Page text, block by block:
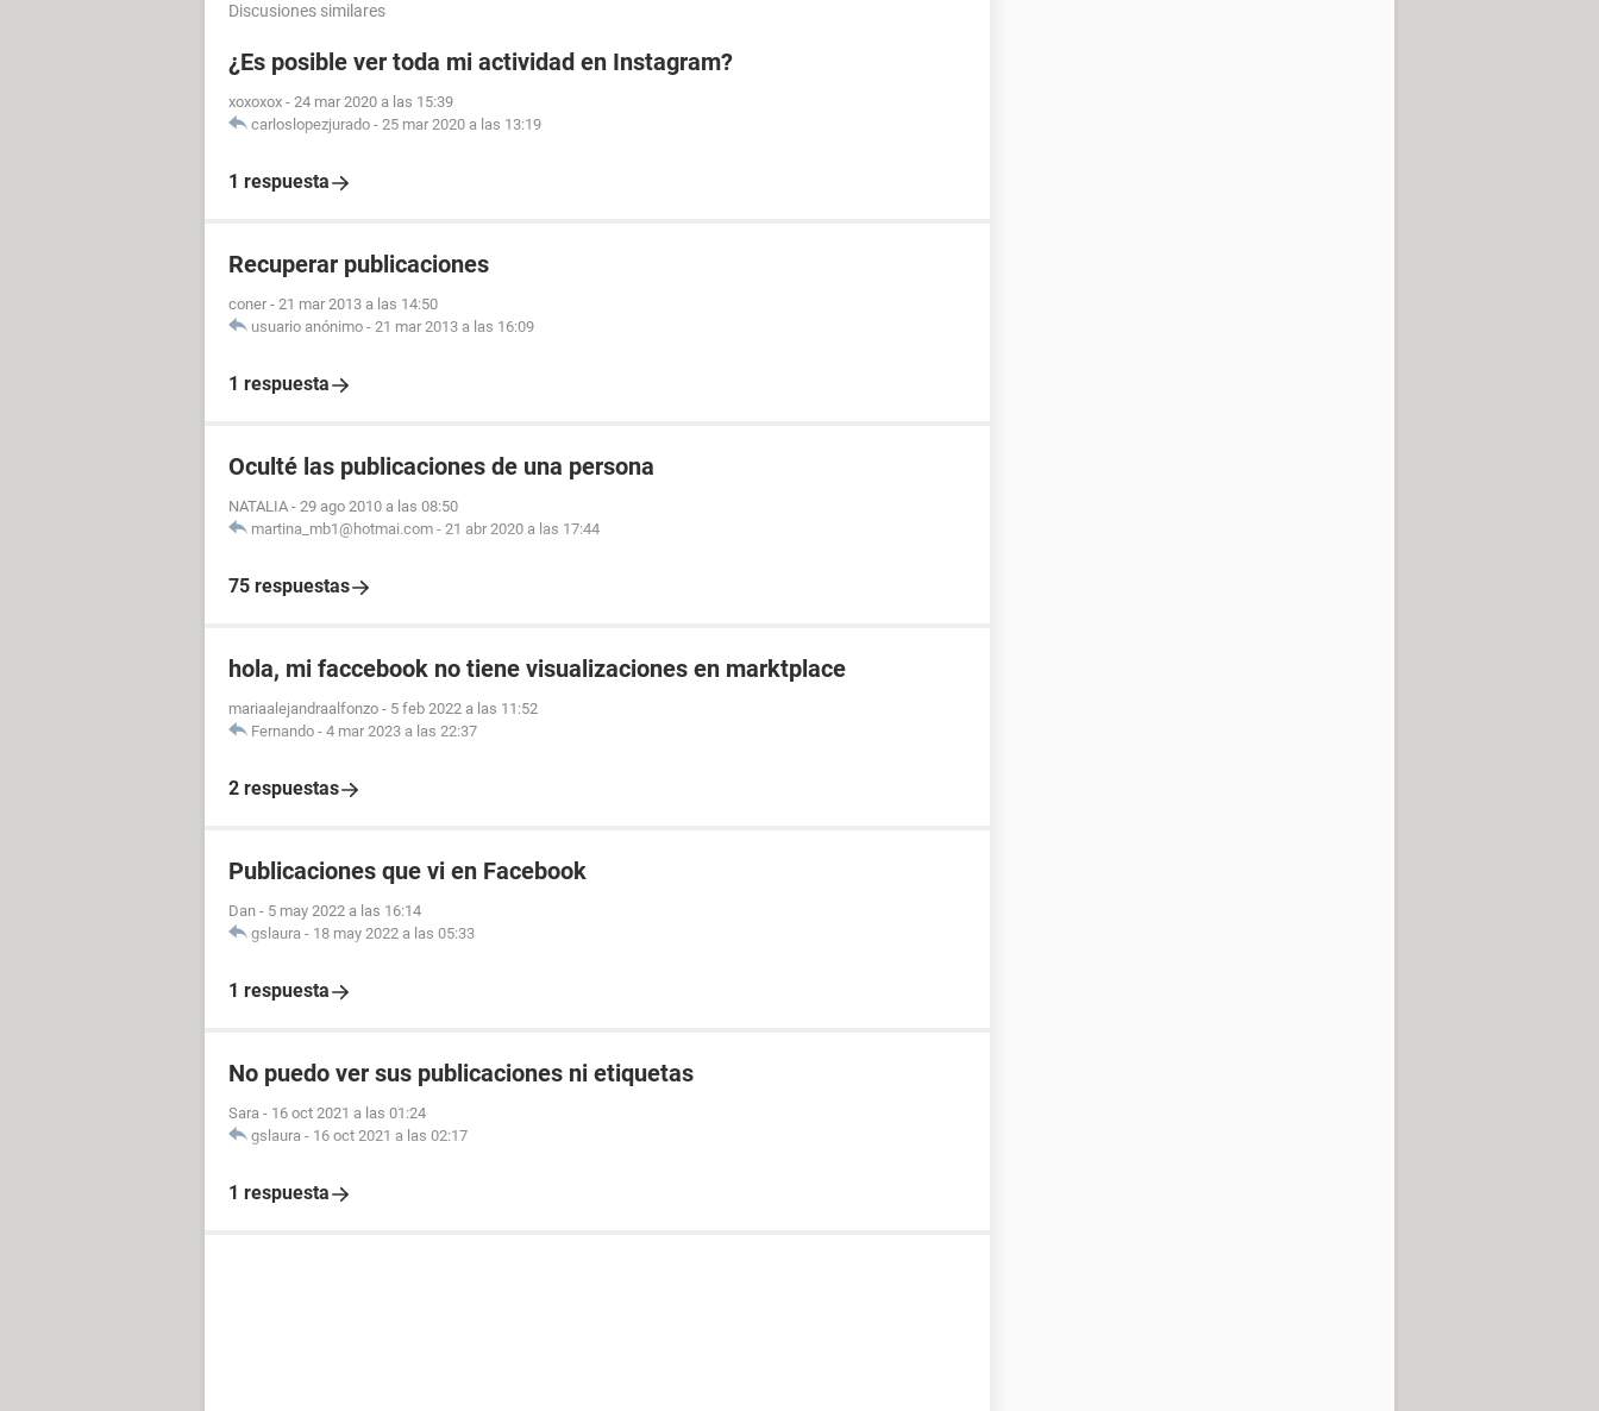
Discusiones similares
¿Es posible ver toda mi actividad en Instagram?
xoxoxox - 24 mar 2020 a las 15:39
carloslopezjurado - 25 mar 2020 a las 13:19
1 respuesta
Recuperar publicaciones
coner - 21 mar 2013 a las 14:50
usuario anónimo - 21 mar 2013 a las 16:09
1 respuesta
Oculté las publicaciones de una persona
NATALIA - 29 ago 2010 a las 08:50
martina_mb1@hotmai.com - 21 abr 2020 a las 17:44
75 respuestas
hola, mi faccebook no tiene visualizaciones en marktplace
mariaalejandraalfonzo - 5 feb 2022 a las 11:52
Fernando - 4 mar 2023 a las 22:37
2 respuestas
Publicaciones que vi en Facebook
Dan - 5 may 2022 a las 16:14
gslaura - 18 may 2022 a las 05:33
1 respuesta
No puedo ver sus publicaciones ni etiquetas
Sara - 16 oct 2021 a las 01:24
gslaura - 16 oct 2021 a las 02:17
1 respuesta